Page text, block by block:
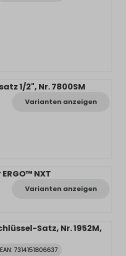
1/2", Nr. 7800SM
Varianten anzeigen
NXT
Varianten anzeigen
Satz, Nr. 1952M,
EAN: 7314151806637